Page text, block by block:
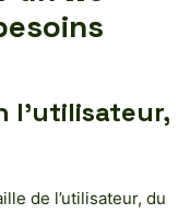
l’utilisateur,
de l’utilisateur, du